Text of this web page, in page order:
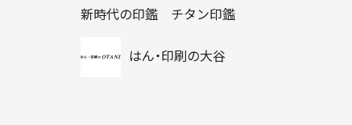
新時代の印鑑 チタン印鑑
はん・印刷の大谷